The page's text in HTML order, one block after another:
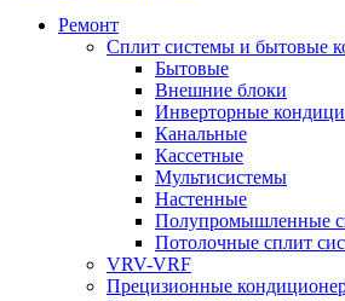
Ремонт
Сплит системы и бытовые
Бытовые
Внешние блоки
Инверторные
Канальные
Кассетные
Мультисистемы
Настенные
Полупромышленные
Потолочные сплит
VRV-VRF
Прецизионные